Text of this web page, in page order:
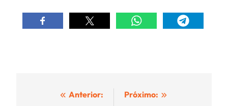
Navegación
Anterior:
Próximo: